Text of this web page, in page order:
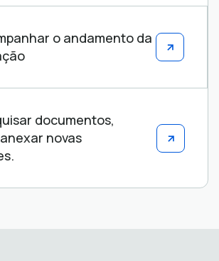
o andamento da
documentos,
novas